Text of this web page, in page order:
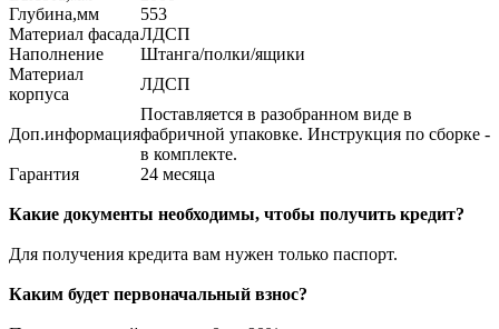
Глубина,мм
553
Материал фасадаЛДСП
Наполнение
Штанга/полки/ящики
Материал
корпуса
ЛДСП
Доп.информация
Поставляется в разобранном виде в
фабричной упаковке. Инструкция по сборке -
в комплекте.
Гарантия
24 месяца
Какие документы необходимы, чтобы получить кредит?
Для получения кредита вам нужен только паспорт.
Каким будет первоначальный взнос?